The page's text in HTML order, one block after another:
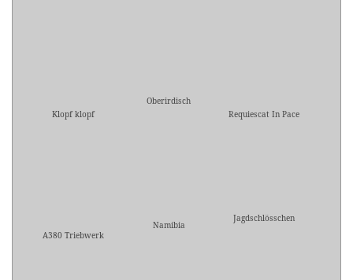
Klopf klopf
Oberirdisch
Requiescat In Pace
A380 Triebwerk
Namibia
Jagdschlösschen